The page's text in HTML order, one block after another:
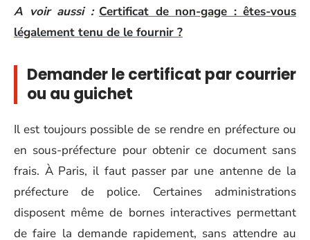
A voir aussi : Certificat de non-gage : êtes-vous
légalement tenu de le fournir ?
Demander le certificat par courrier
ou au guichet
Il est toujours possible de se rendre en préfecture ou
en sous-préfecture pour obtenir ce document sans
frais. À Paris, il faut passer par une antenne de la
préfecture de police. Certaines administrations
disposent même de bornes interactives permettant
de faire la demande rapidement, sans attendre au